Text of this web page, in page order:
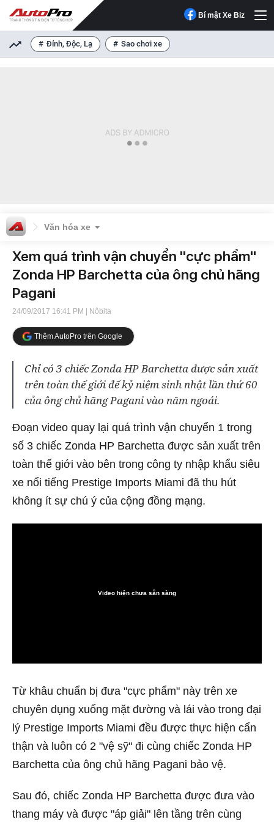
Bí mật Xe Biz
Đỉnh, Độc, Lạ Sao chơi xe
Văn hóa xe
Xem quá trình vận chuyển "cực phẩm"
Zonda HP Barchetta của ông chủ hãng
Pagani
24/09/2017 16:41 PM | Nôbita
Thêm AutoPro trên Google
Chỉ có 3 chiếc Zonda HP Barchetta được sản xuất
trên toàn thế giới để kỷ niệm sinh nhật lần thứ 60
của ông chủ hãng Pagani vào năm ngoái.
Đoạn video quay lại quá trình vận chuyển 1 trong
số 3 chiếc Zonda HP Barchetta được sản xuất trên
toàn thế giới vào bên trong công ty nhập khẩu siêu
xe nổi tiếng Prestige Imports Miami đã thu hút
không ít sự chú ý của cộng đồng mạng.
Video hiện chưa sẵn sàng
Từ khâu chuẩn bị đưa "cực phẩm" này trên xe
chuyên dụng xuống mặt đường và lái vào trong đại
lý Prestige Imports Miami đều được thực hiện cẩn
thận và luôn có 2 "vệ sỹ" đi cùng chiếc Zonda HP
Barchetta của ông chủ hãng Pagani bảo vệ.
Sau đó, chiếc Zonda HP Barchetta được đưa vào
thang máy và được "áp giải" lên tầng trên cùng